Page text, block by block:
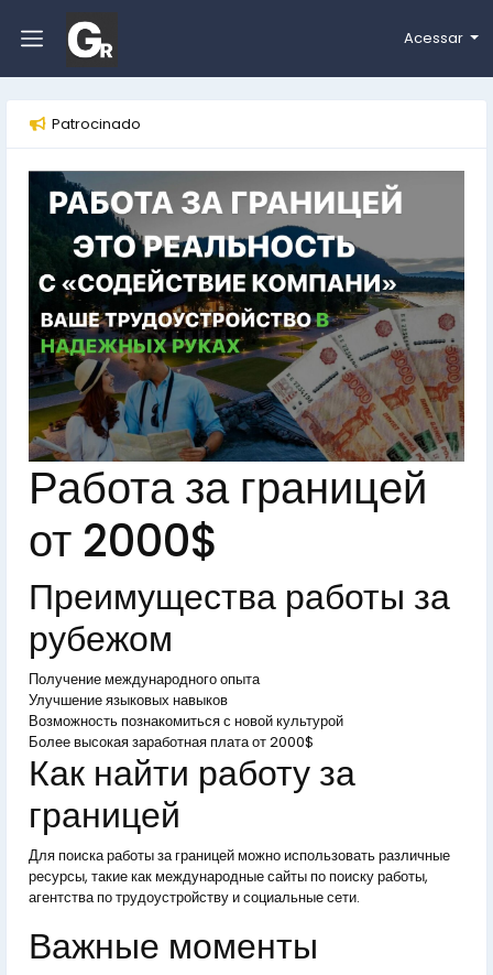
Acessar
Patrocinado
Работа за границей
от 2000$
Преимущества работы за
рубежом
Получение международного опыта
Улучшение языковых навыков
Возможность познакомиться с новой культурой
Более высокая заработная плата от 2000$
Как найти работу за
границей
Для поиска работы за границей можно использовать различные
ресурсы, такие как международные сайты по поиску работы,
агентства по трудоустройству и социальные сети.
Важные моменты